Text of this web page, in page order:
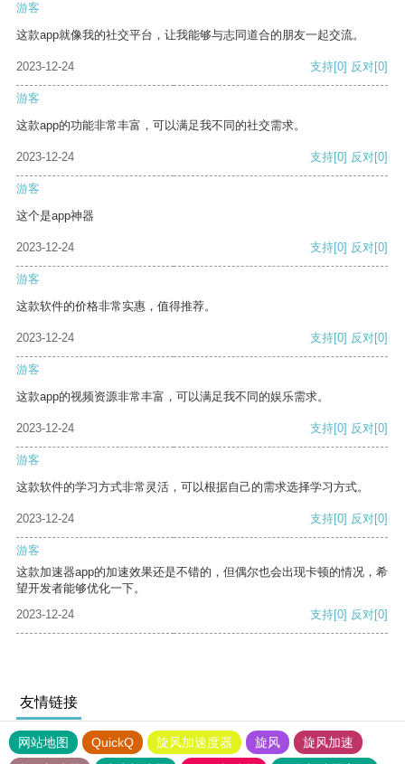
游客
这款app就像我的社交平台，让我能够与志同道合的朋友一起交流。
2023-12-24 支持[0] 反对[0]
游客
这款app的功能非常丰富，可以满足我不同的社交需求。
2023-12-24 支持[0] 反对[0]
游客
这个是app神器
2023-12-24 支持[0] 反对[0]
游客
这款软件的价格非常实惠，值得推荐。
2023-12-24 支持[0] 反对[0]
游客
这款app的视频资源非常丰富，可以满足我不同的娱乐需求。
2023-12-24 支持[0] 反对[0]
游客
这款软件的学习方式非常灵活，可以根据自己的需求选择学习方式。
2023-12-24 支持[0] 反对[0]
游客
这款加速器app的加速效果还是不错的，但偶尔也会出现卡顿的情况，希
望开发者能够优化一下。
2023-12-24
支持[0] 反对[0]
友情链接
网站地图 QuickQ 旋风加速度器 旋风
旋风加速